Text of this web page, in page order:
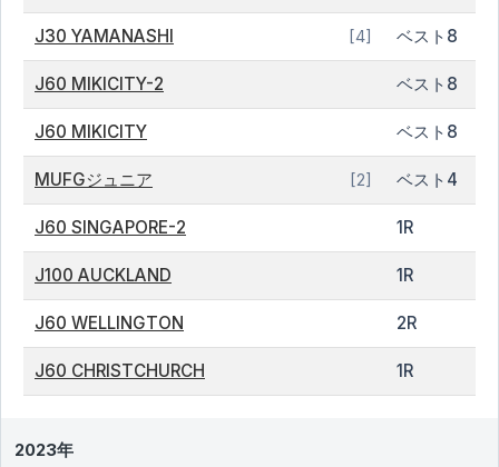
J30 YAMANASHI [4] ベスト8
J60 MIKICITY-2 ベスト8
J60 MIKICITY ベスト8
MUFGジュニア [2] ベスト4
J60 SINGAPORE-2 1R
J100 AUCKLAND 1R
J60 WELLINGTON 2R
J60 CHRISTCHURCH 1R
2023年